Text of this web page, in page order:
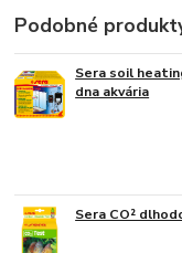
Podobné
Sera soil
dna akvária
Sera CO²